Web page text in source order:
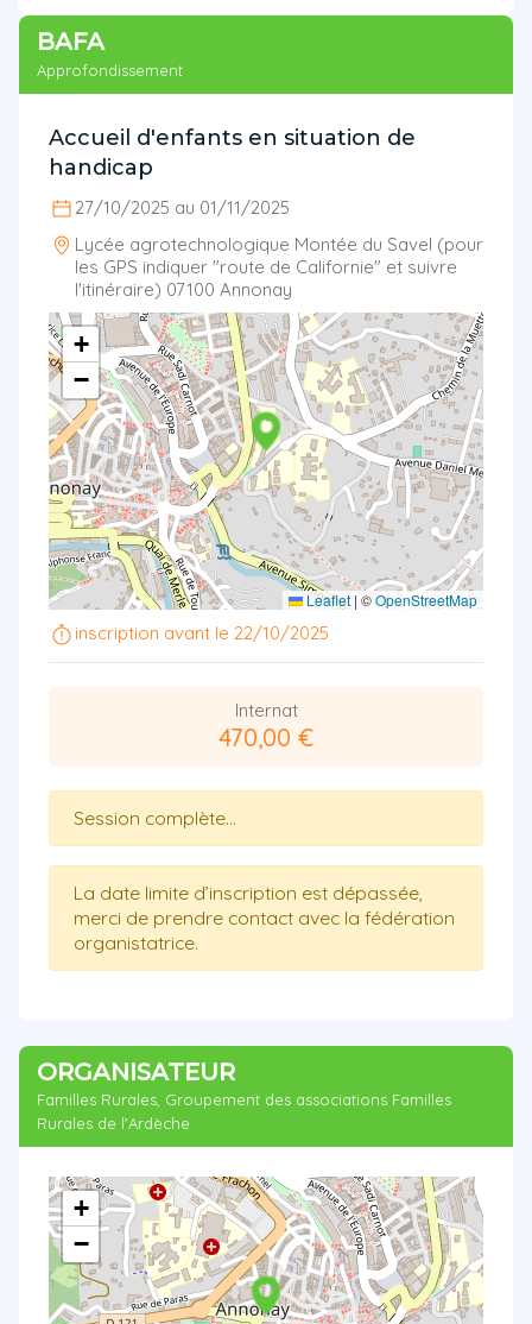
BAFA
Approfondissement
Accueil d'enfants en situation de
handicap
27/10/2025 au 01/11/2025
Lycée agrotechnologique Montée du Savel (pour
les GPS indiquer "route de Californie" et suivre
l'itinéraire) 07100 Annonay
+
−
Leaflet | ©OpenStreetMap
inscription avant le 22/10/2025
Internat
470,00 €
Session complète...
La date limite d’inscription est dépassée,
merci de prendre contact avec la fédération
organistatrice.
ORGANISATEUR
Familles Rurales, Groupement des associations Familles
Rurales de l'Ardèche
+
−